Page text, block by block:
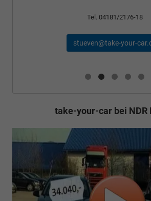
Tel. 04181/2176-18
stueven@take-your-
take-your-car bei NDR